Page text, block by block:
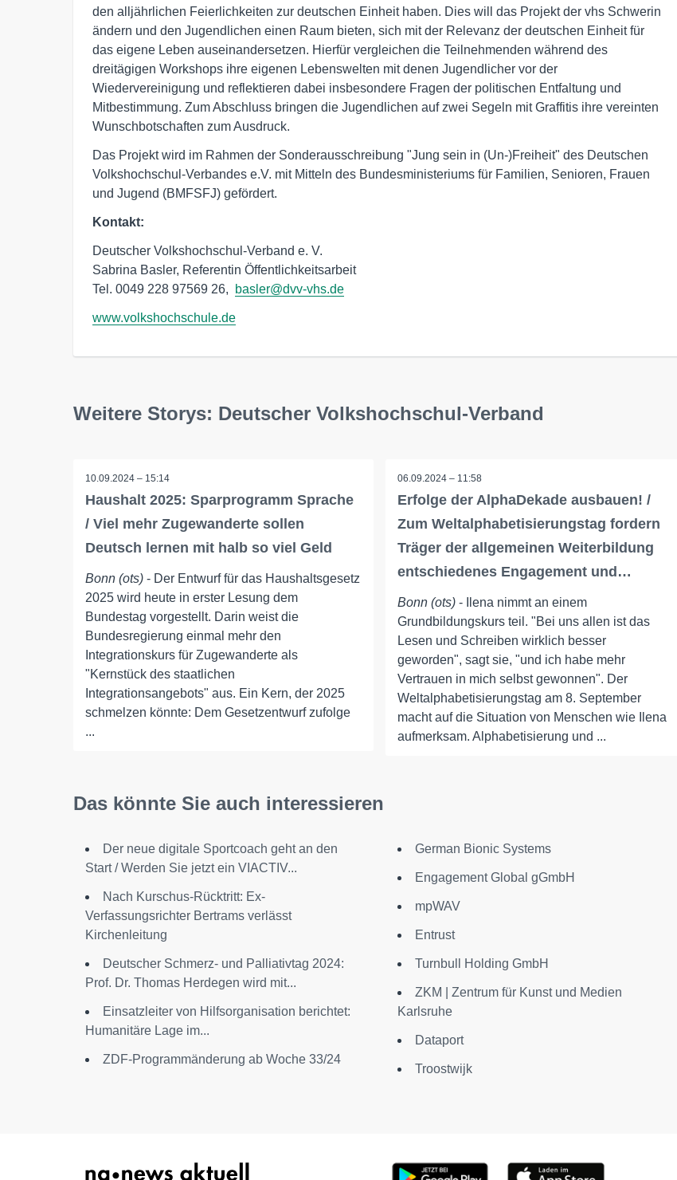
den alljährlichen Feierlichkeiten zur deutschen Einheit haben. Dies will das Projekt der vhs Schwerin
ändern und den Jugendlichen einen Raum bieten, sich mit der Relevanz der deutschen Einheit für
das eigene Leben auseinandersetzen. Hierfür vergleichen die Teilnehmenden während des
dreitägigen Workshops ihre eigenen Lebenswelten mit denen Jugendlicher vor der
Wiedervereinigung und reflektieren dabei insbesondere Fragen der politischen Entfaltung und
Mitbestimmung. Zum Abschluss bringen die Jugendlichen auf zwei Segeln mit Graffitis ihre vereinten
Wunschbotschaften zum Ausdruck.
Das Projekt wird im Rahmen der Sonderausschreibung "Jung sein in (Un-)Freiheit" des Deutschen
Volkshochschul-Verbandes e.V. mit Mitteln des Bundesministeriums für Familien, Senioren, Frauen
und Jugend (BMFSFJ) gefördert.
Kontakt:
Deutscher Volkshochschul-Verband e. V.
Sabrina Basler, Referentin Öffentlichkeitsarbeit
Tel. 0049 228 97569 26,
basler@dvv-vhs.de
www.volkshochschule.de
Weitere Storys: Deutscher Volkshochschul-Verband
10.09.2024 – 15:14
Haushalt 2025: Sparprogramm Sprache
/ Viel mehr Zugewanderte sollen
Deutsch lernen mit halb so viel Geld
Bonn (ots) - Der Entwurf für das Haushaltsgesetz
2025 wird heute in erster Lesung dem
Bundestag vorgestellt. Darin weist die
Bundesregierung einmal mehr den
Integrationskurs für Zugewanderte als
"Kernstück des staatlichen
Integrationsangebots" aus. Ein Kern, der 2025
schmelzen könnte: Dem Gesetzentwurf zufolge
...
06.09.2024 – 11:58
Erfolge der AlphaDekade ausbauen! /
Zum Weltalphabetisierungstag fordern
Träger der allgemeinen Weiterbildung
entschiedenes Engagement und…
Bonn (ots)- Ilena nimmt an einem
Grundbildungskurs teil. "Bei uns allen ist das
Lesen und Schreiben wirklich besser
geworden", sagt sie, "und ich habe mehr
Vertrauen in mich selbst gewonnen". Der
Weltalphabetisierungstag am 8. September
macht auf die Situation von Menschen wie Ilena
aufmerksam. Alphabetisierung und ...
Das könnte Sie auch interessieren
Der neue digitale Sportcoach geht an den
Start / Werden Sie jetzt ein VIACTIV...
Nach Kurschus-Rücktritt: Ex-
Verfassungsrichter Bertrams verlässt
Kirchenleitung
Deutscher Schmerz- und Palliativtag 2024:
Prof. Dr. Thomas Herdegen wird mit...
Einsatzleiter von Hilfsorganisation berichtet:
Humanitäre Lage im...
ZDF-Programmänderung ab Woche 33/24
German Bionic Systems
Engagement Global gGmbH
mpWAV
Entrust
Turnbull Holding GmbH
ZKM | Zentrum für Kunst und Medien
Karlsruhe
Dataport
Troostwijk